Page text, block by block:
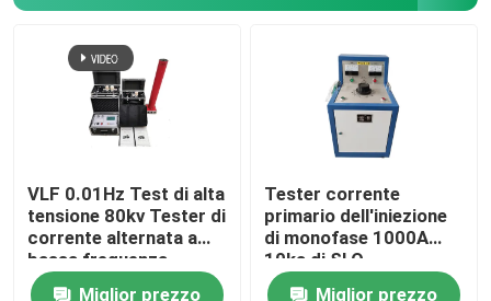
VLF 0.01Hz Test di alta
tensione 80kv Tester di
corrente alternata a
bassa frequenza
Miglior prezzo
Tester corrente
primario dell'iniezione
di monofase 1000A
10ka di SLQ
Miglior prezzo